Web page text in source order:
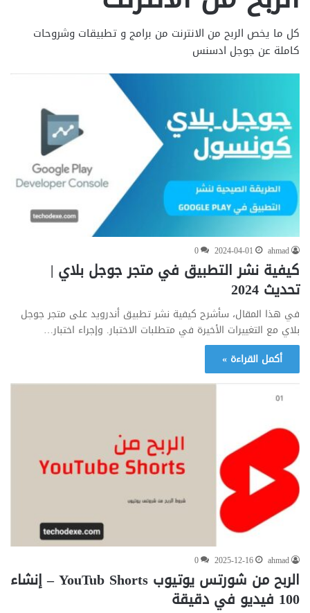
كل ما يخص الربح من الانترنت من برامج و تطبيقات وشروحات
كاملة عن جوجل ادسنس
ahmad
2024-04-01
0
كيفية نشر التطبيق في متجر جوجل بلاي |
تحديث 2024
في هذا المقال، سأشرح كيفية نشر تطبيق أندرويد على متجر جوجل
بلاي مع التغييرات الأخيرة في متطلبات الاختبار. وإجراء اختبار…
أكمل القراءة »
ahmad
2025-12-16
0
الربح من شورتس يوتيوب YouTub Shorts – إنشاء
100 فيديو في دقيقة